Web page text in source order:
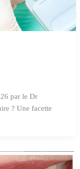
par le Dr
? Une facette